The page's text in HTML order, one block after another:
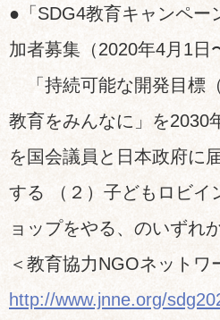
●「SDG4教育キャンペー
加者募集（2020年4月1日
「持続可能な開発目標
教育をみんなに」を2030
を国会議員と日本政府に
する （２）子どもロビイ
ョップをやる、のいずれ
＜教育協力NGOネットワ
http://www.jnne.org/